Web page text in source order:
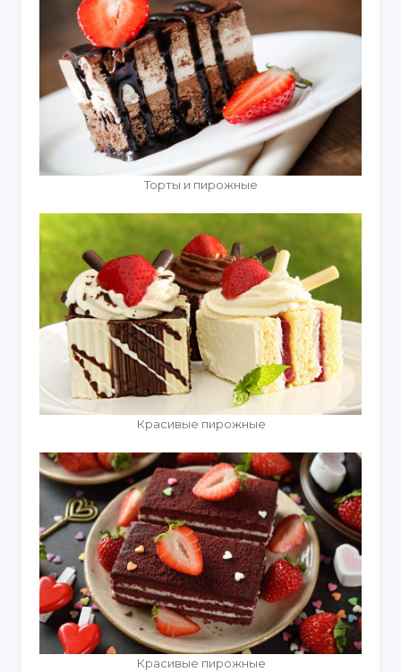
Торты и пирожные
Красивые пирожные
Красивые пирожные